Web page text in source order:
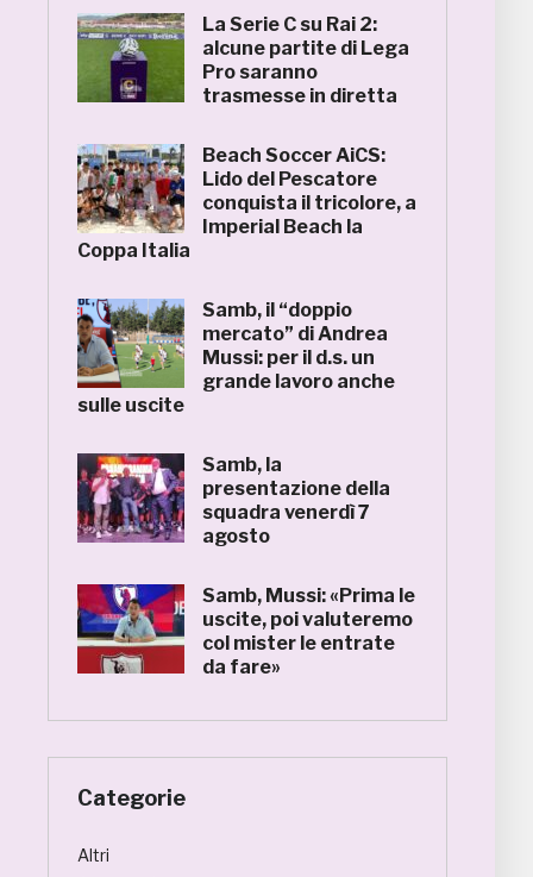
La Serie C su Rai 2:
alcune partite di Lega
Pro saranno
trasmesse in diretta
Beach Soccer AiCS:
Lido del Pescatore
conquista il tricolore, a
Imperial Beach la
Coppa Italia
Samb, il “doppio
mercato” di Andrea
Mussi: per il d.s. un
grande lavoro anche
sulle uscite
Samb, la
presentazione della
squadra venerdì 7
agosto
Samb, Mussi: «Prima le
uscite, poi valuteremo
col mister le entrate
da fare»
Categorie
Altri